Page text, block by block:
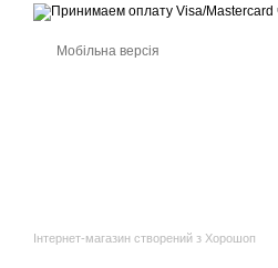
Мобільна версія
Інтернет-магазин створений з Хорошоп